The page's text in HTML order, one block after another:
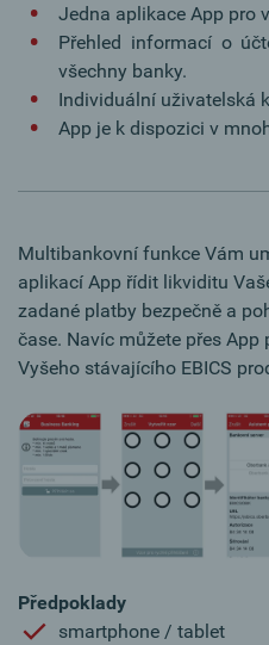
Jedna aplikace App pro
Přehled informací o
všechny banky.
Individuální uživatelská
App je k dispozici v
Multibankovní funkce Vám
aplikací App řídit likviditu
zadané platby bezpečně a
čase. Navíc můžete přes
Vyšeho stávajícího EBICS
Předpoklady
smartphone / tablet